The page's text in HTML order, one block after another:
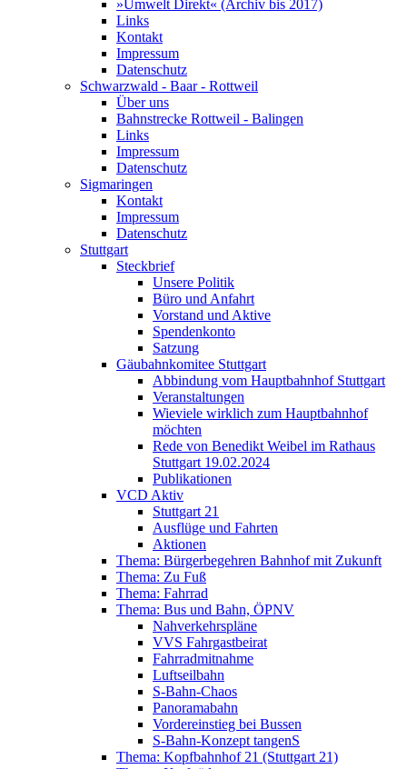
»Umwelt Direkt« (Archiv bis 2017)
Links
Kontakt
Impressum
Datenschutz
Schwarzwald - Baar - Rottweil
Über uns
Bahnstrecke Rottweil - Balingen
Links
Impressum
Datenschutz
Sigmaringen
Kontakt
Impressum
Datenschutz
Stuttgart
Steckbrief
Unsere Politik
Büro und Anfahrt
Vorstand und Aktive
Spendenkonto
Satzung
Gäubahnkomitee Stuttgart
Abbindung vom Hauptbahnhof Stuttgart
Veranstaltungen
Wieviele wirklich zum Hauptbahnhof
möchten
Rede von Benedikt Weibel im Rathaus
Stuttgart 19.02.2024
Publikationen
VCD Aktiv
Stuttgart 21
Ausflüge und Fahrten
Aktionen
Thema: Bürgerbegehren Bahnhof mit Zukunft
Thema: Zu Fuß
Thema: Fahrrad
Thema: Bus und Bahn, ÖPNV
Nahverkehrspläne
VVS Fahrgastbeirat
Fahrradmitnahme
Luftseilbahn
S-Bahn-Chaos
Panoramabahn
Vordereinstieg bei Bussen
S-Bahn-Konzept tangenS
Thema: Kopfbahnhof 21 (Stuttgart 21)